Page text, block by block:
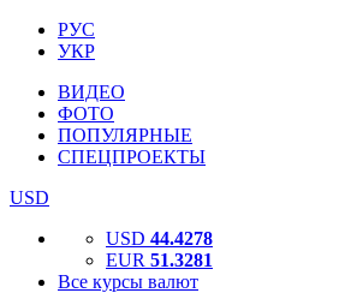
РУС
УКР
ВИДЕО
ФОТО
ПОПУЛЯРНЫЕ
СПЕЦПРОЕКТЫ
USD
USD 44.4278
EUR 51.3281
Все курсы валют